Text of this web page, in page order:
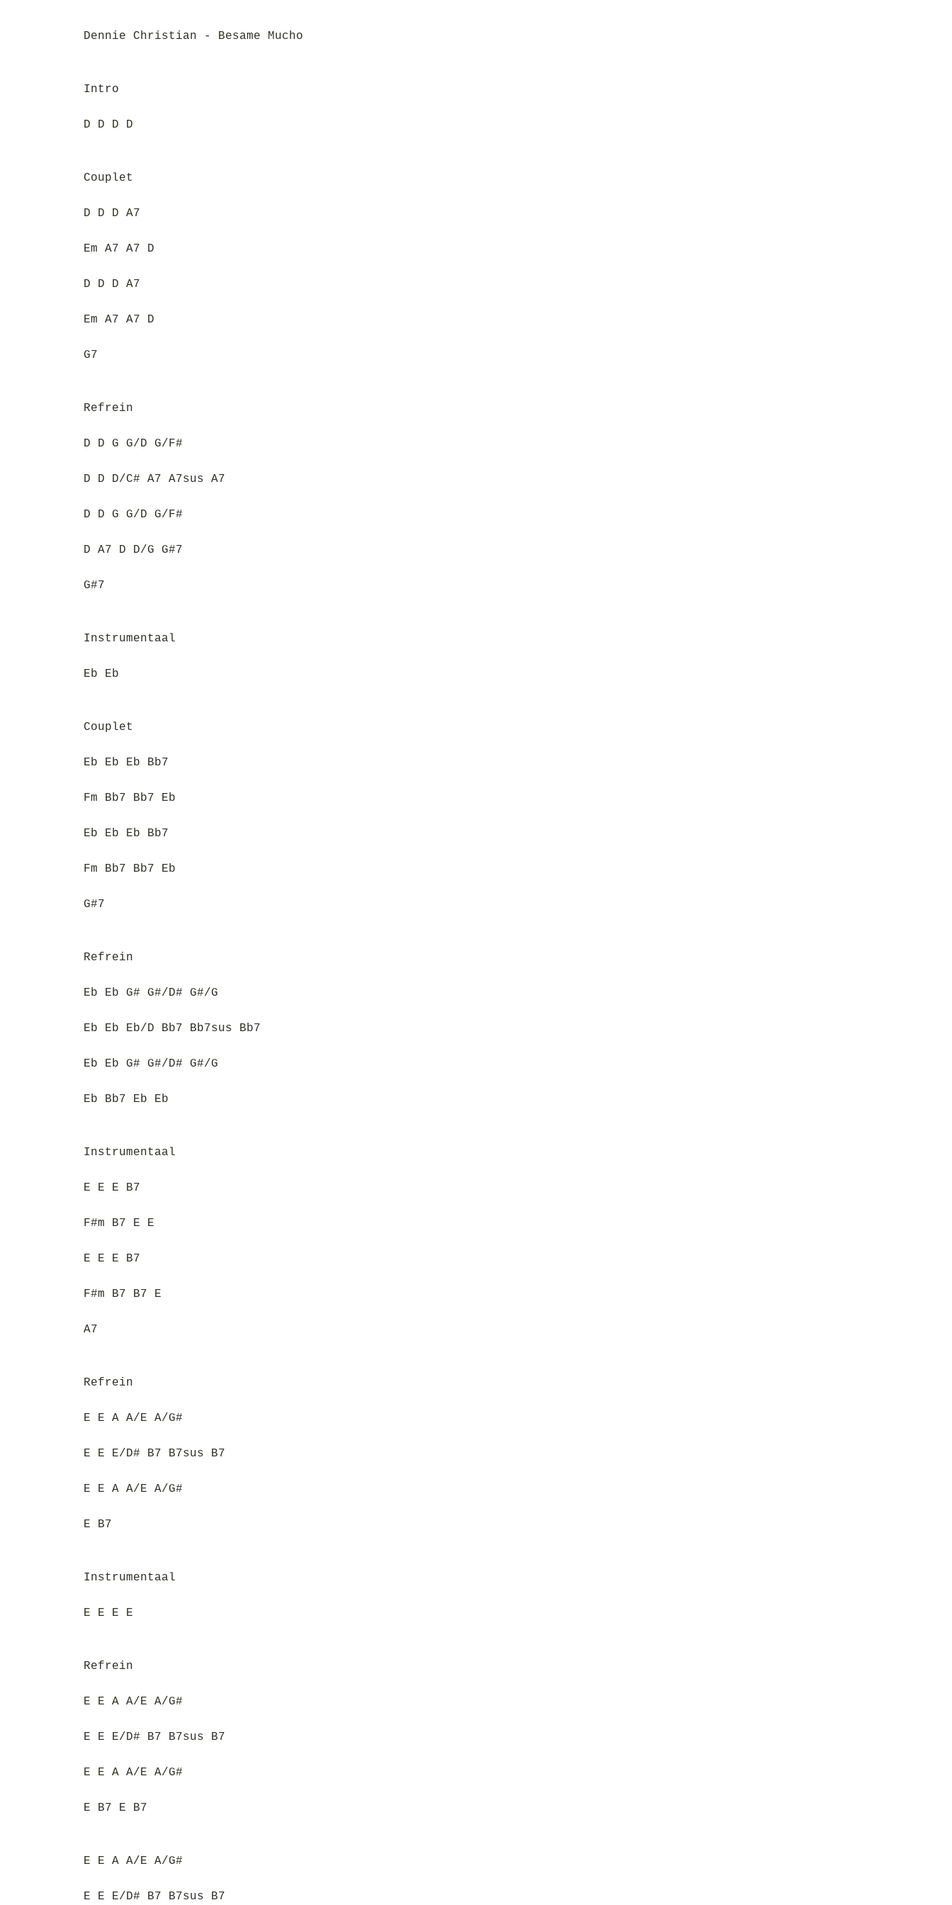
Dennie Christian - Besame Mucho
Intro
D D D D
Couplet
D D D A7
Em A7 A7 D
D D D A7
Em A7 A7 D
G7
Refrein
D D G G/D G/F#
D D D/C# A7 A7sus A7
D D G G/D G/F#
D A7 D D/G G#7
G#7
Instrumentaal
Eb Eb
Couplet
Eb Eb Eb Bb7
Fm Bb7 Bb7 Eb
Eb Eb Eb Bb7
Fm Bb7 Bb7 Eb
G#7
Refrein
Eb Eb G# G#/D# G#/G
Eb Eb Eb/D Bb7 Bb7sus Bb7
Eb Eb G# G#/D# G#/G
Eb Bb7 Eb Eb
Instrumentaal
E E E B7
F#m B7 E E
E E E B7
F#m B7 B7 E
A7
Refrein
E E A A/E A/G#
E E E/D# B7 B7sus B7
E E A A/E A/G#
E B7
Instrumentaal
E E E E
Refrein
E E A A/E A/G#
E E E/D# B7 B7sus B7
E E A A/E A/G#
E B7 E B7
E E A A/E A/G#
E E E/D# B7 B7sus B7